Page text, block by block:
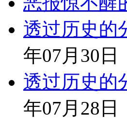
透过历史的
年07月30日
透过历史的
年07月28日